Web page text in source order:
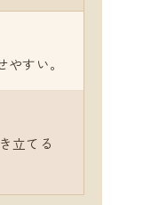
すい。
立てる